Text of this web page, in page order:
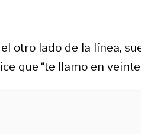
otro lado de la línea,
que “te llamo en veinte